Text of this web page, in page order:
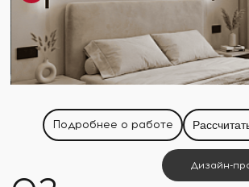
Подробнее о работе
Дизайн-